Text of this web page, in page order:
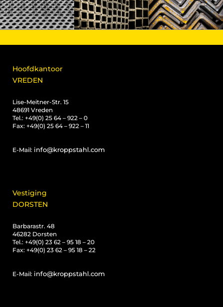
Hoofdkantoor
VREDEN
Lise-Meitner-Str. 15
48691 Vreden
Tel.: +49(0) 25 64 – 922 – 0
Fax: +49(0) 25 64 – 922 – 11
E-Mail: info@kroppstahl.com
Vestiging
DORSTEN
Barbarastr. 48
46282 Dorsten
Tel.: +49(0) 23 62 – 95 18 – 20
Fax: +49(0) 23 62 – 95 18 – 22
E-Mail: info@kroppstahl.com